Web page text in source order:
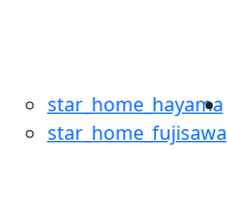
star_home_hayama
star_home_fujisawa